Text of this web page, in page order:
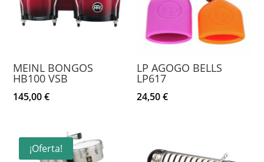
MEINL BONGOS
HB100 VSB
145,00€
LP AGOGO BELLS
LP617
24,50€
¡Oferta!